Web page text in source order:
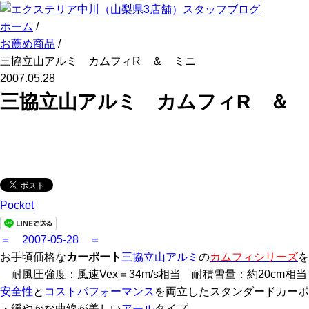
ホーム /
お薦め商品 /
三協立山アルミ カムフィR ＆ ミニ
2007.05.28
三協立山アルミ カムフィR ＆
Pocket
＝ 2007-05-28 ＝
お手頃価格なカーポート 三協立山アルミ のカムフィシリーズ
耐風圧強度：風速Vex＝34m/s相当
耐積雪量：約20cm相当
安全性と コストパフォーマンス を両立したスタンダード カー